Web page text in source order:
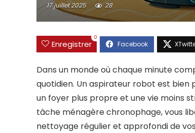
17 juillet 2025 28
Enregistrer
0
Dans un monde où chaque minute
quotidien. Un aspirateur robot est bien
un foyer plus propre et une vie moins
tâche ménagère chronophage, vous
nettoyage régulier et approfondi de